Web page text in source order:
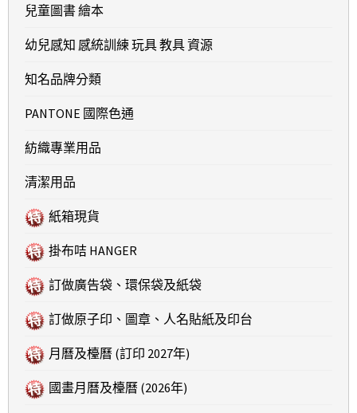
兒童圖書 繪本
幼兒感知 感統訓練 玩具 教具 資源
知名品牌分類
PANTONE 國際色通
紡織專業用品
清潔用品
紙箱現貨
掛布咭 HANGER
訂做廣告袋、環保袋及紙袋
訂做原子印、圖章、人名貼紙及印台
月曆及檯曆 (訂印 2027年)
國畫月曆及檯曆 (2026年)